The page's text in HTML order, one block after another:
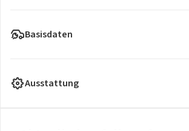
Basisdaten
Ausstattung